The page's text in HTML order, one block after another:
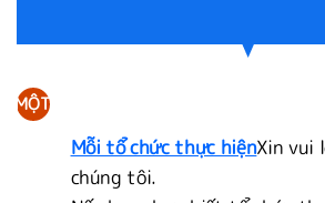
MỘT
Mỗi tổ chức thực hiệnXin vui
chúng tôi.